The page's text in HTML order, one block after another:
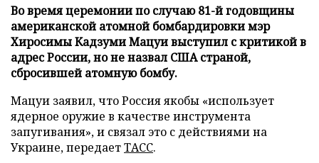
Во время церемонии по случаю 81-й годовщины
американской атомной бомбардировки мэр
Хиросимы Кадзуми Мацуи выступил с критикой в
адрес России, но не назвал США страной,
сбросившей атомную бомбу.
Мацуи заявил, что Россия якобы «использует
ядерное оружие в качестве инструмента
запугивания», и связал это с действиями на
Украине, передаетТАСС.